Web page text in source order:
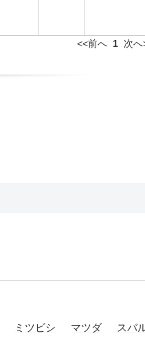
<<前へ 1 次へ
ミツビシ マツダ
スバ